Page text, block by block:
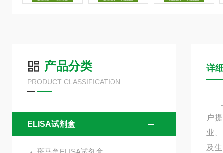
产品分类
PRODUCT CLASSIFICATION
ELISA试剂盒
斑马鱼ELISA试剂盒
详
户
业
及